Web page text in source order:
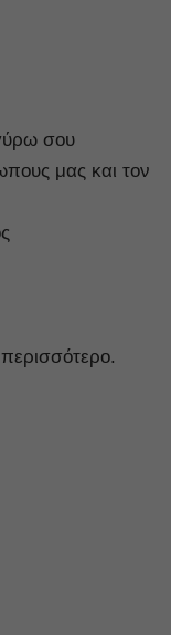
σου
μας και τον